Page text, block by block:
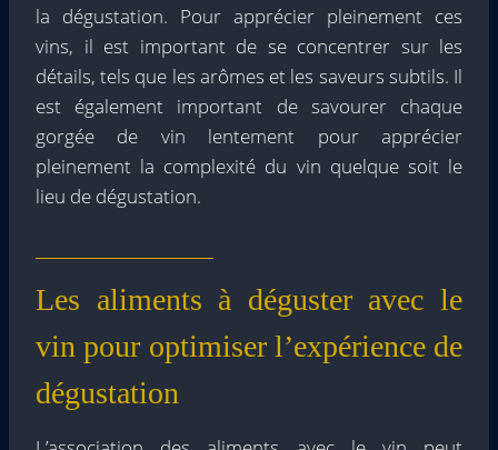
la dégustation. Pour apprécier pleinement ces
vins, il est important de se concentrer sur les
détails, tels que les arômes et les saveurs subtils. Il
est également important de savourer chaque
gorgée de vin lentement pour apprécier
pleinement la complexité du vin quelque soit le
lieu de dégustation.
Les aliments à déguster avec le
vin pour optimiser l’expérience de
dégustation